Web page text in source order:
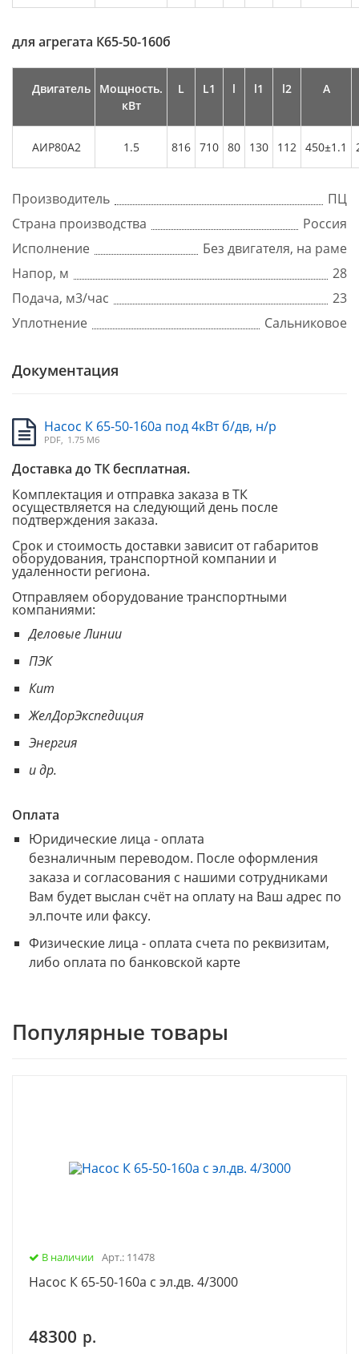
для агрегата К65-50-160б
Двигатель
Мощность.
кВт
L L1 l l1 l2 А
АИР80А2 1.5 816 710 80 130 112 450±1.1
Производитель
ПЦ
Страна производства
Россия
Исполнение
Без двигателя, на раме
Напор, м
28
Подача, м3/час
23
Уплотнение
Сальниковое
Документация
Насос К 65-50-160а под 4кВт б/дв, н/р
PDF, 1.75 Мб
Доставка до ТК бесплатная.
Комплектация и отправка заказа в ТК
осуществляется на следующий день после
подтверждения заказа.
Срок и стоимость доставки зависит от габаритов
оборудования, транспортной компании и
удаленности региона.
Отправляем оборудование транспортными
компаниями:
Деловые Линии
ПЭК
Кит
ЖелДорЭкспедиция
Энергия
и др.
Оплата
Юридические лица - оплата
безналичным переводом. После оформления
заказа и согласования с нашими сотрудниками
Вам будет выслан счёт на оплату на Ваш адрес по
эл.почте или факсу.
Физические лица - оплата счета по реквизитам,
либо оплата по банковской карте
Популярные товары
В наличии Арт.: 11478
Насос К 65-50-160а с эл.дв. 4/3000
48300 р.